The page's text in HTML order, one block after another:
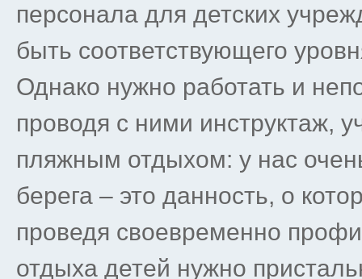
персонала для детских
быть соответствующего
Однако нужно работать и
проводя с ними инструктаж,
пляжным отдыхом: у нас
берега – это данность, о
проведя своевременно
отдыха детей нужно